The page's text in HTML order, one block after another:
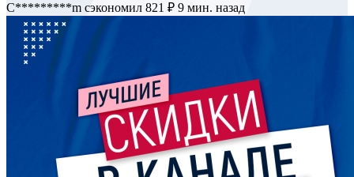
C*********m сэкономил 821 ₽ 9 мин. назад